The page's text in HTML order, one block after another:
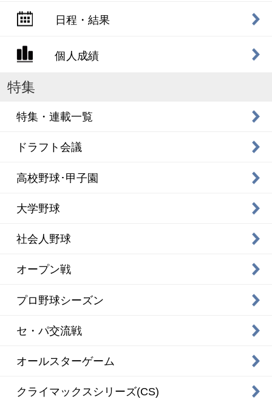
日程・結果
個人成績
特集
特集・連載一覧
ドラフト会議
高校野球･甲子園
大学野球
社会人野球
オープン戦
プロ野球シーズン
セ・パ交流戦
オールスターゲーム
クライマックスシリーズ(CS)